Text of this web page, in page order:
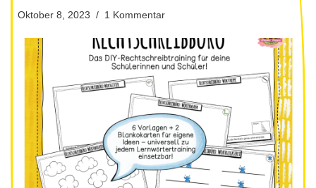
Oktober 8, 2023 1 Kommentar